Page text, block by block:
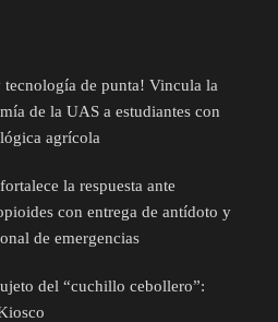
de punta! Vincula la
de la UAS a estudiantes con
agrícola
la respuesta ante
con entrega de antídoto y
de emergencias
del “cuchillo cebollero”: